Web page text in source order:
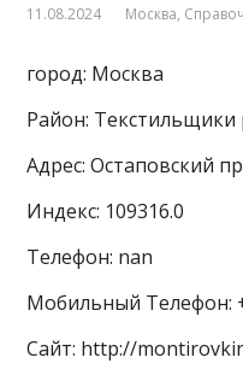
11.08.2024 Москва,
город: Москва
Район: Текстильщики
Адрес: Остаповский
Индекс: 109316.0
Телефон: nan
Мобильный Телефон:
Сайт: http://